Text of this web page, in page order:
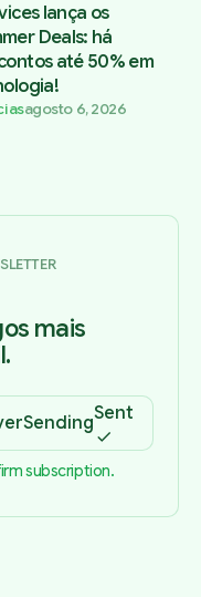
lança os
Deals: há
até 50% em
agosto 6, 2026
mais
SendingSent
subscription.